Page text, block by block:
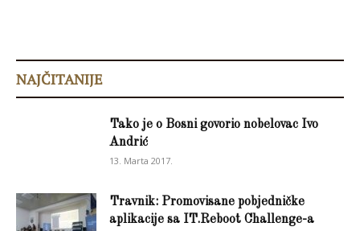
NAJČITANIJE
Tako je o Bosni govorio nobelovac Ivo
Andrić
13. Marta 2017.
Travnik: Promovisane pobjedničke
aplikacije sa IT.Reboot Challenge-a